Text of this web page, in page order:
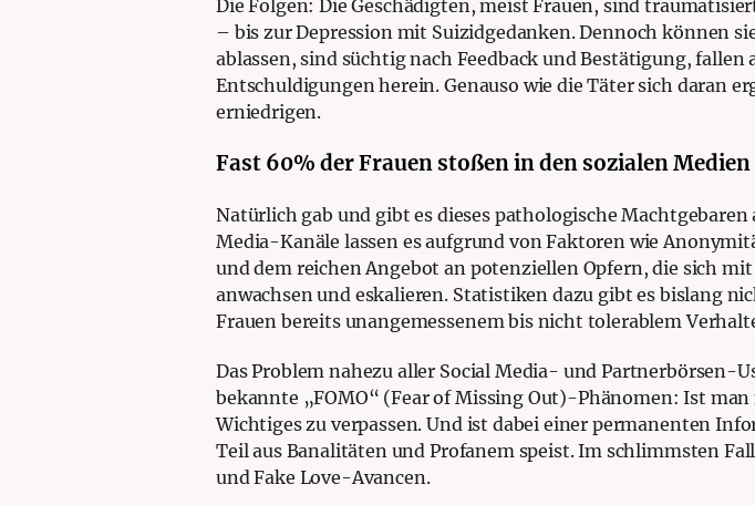
Die Folgen: Die Geschädigten, meist Frauen, sind
– bis zur Depression mit Suizidgedanken. Dennoch können
ablassen, sind süchtig nach Feedback und Bestätigung,
Entschuldigungen herein. Genauso wie die Täter sich daran
erniedrigen.
Fast 60% der Frauen stoßen in den sozialen
Natürlich gab und gibt es dieses pathologische
Media-Kanäle lassen es aufgrund von Faktoren wie
und dem reichen Angebot an potenziellen Opfern, die sich
anwachsen und eskalieren. Statistiken dazu gibt es bislang
Frauen bereits unangemessenem bis nicht tolerablem
Das Problem nahezu aller Social Media- und Partnerbörsen-
bekannte „FOMO“ (Fear of Missing Out)-Phänomen: Ist
Wichtiges zu verpassen. Und ist dabei einer permanenten
Teil aus Banalitäten und Profanem speist. Im schlimmsten
und Fake Love-Avancen.